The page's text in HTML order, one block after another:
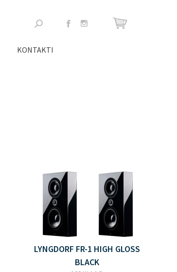
Meklēšanas
forma
KONTAKTI
LYNGDORF FR-1 HIGH GLOSS
BLACK